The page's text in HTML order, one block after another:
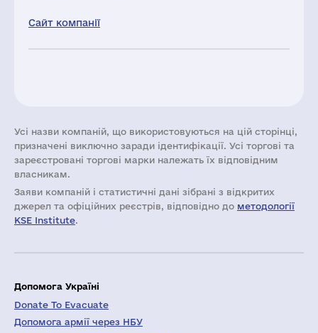
Сайт компанії
Усі назви компаній, що використовуються на цій сторінці,
призначені виключно заради ідентифікації. Усі торгові та
зареєстровані торгові марки належать їх відповідним
власникам.
Заяви компаній i статистичні дані зібрані з відкритих
джерел та офіційних реєстрів, відповідно до методології
KSE Institute.
Допомога Україні
Donate To Evacuate
Допомога армії через НБУ